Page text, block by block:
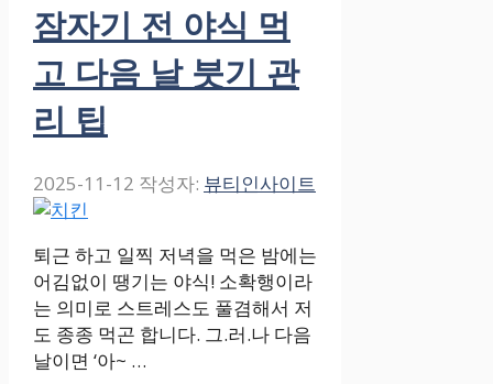
잠자기 전 야식 먹
고 다음 날 붓기 관
리 팁
2025-11-12 작성자: 뷰티인사이트
퇴근 하고 일찍 저녁을 먹은 밤에는
어김없이 땡기는 야식! 소확행이라
는 의미로 스트레스도 풀겸해서 저
도 종종 먹곤 합니다. 그.러.나 다음
날이면 ‘아~ …